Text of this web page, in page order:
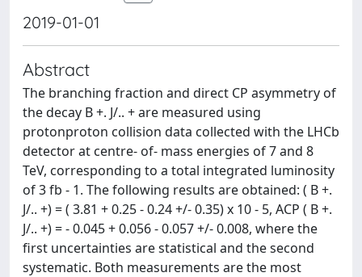
2019-01-01
Abstract
The branching fraction and direct CP asymmetry of
the decay B +. J/.. + are measured using
protonproton collision data collected with the LHCb
detector at centre- of- mass energies of 7 and 8
TeV, corresponding to a total integrated luminosity
of 3 fb - 1. The following results are obtained: ( B +.
J/.. +) = ( 3.81 + 0.25 - 0.24 +/- 0.35) x 10 - 5, ACP ( B +.
J/.. +) = - 0.045 + 0.056 - 0.057 +/- 0.008, where the
first uncertainties are statistical and the second
systematic. Both measurements are the most